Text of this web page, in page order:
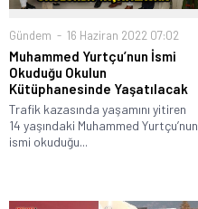
Gündem 16 Haziran 2022 07:02
Muhammed Yurtçu’nun İsmi
Okuduğu Okulun
Kütüphanesinde Yaşatılacak
Trafik kazasında yaşamını yitiren
14 yaşındaki Muhammed Yurtçu’nun
ismi okuduğu...